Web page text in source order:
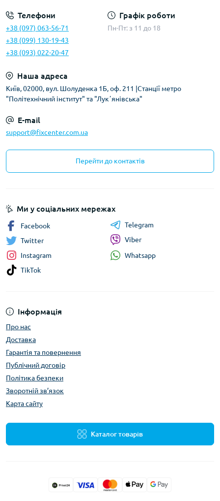
Телефони
+38 (097) 063-56-71
+38 (099) 130-19-43
+38 (093) 022-20-47
Графік роботи
Пн-Пт: з 11 до 18
Наша адреса
Київ, 02000, вул. Шолуденка 1Б, оф. 211 |Станції метро
"Політехнічний інститут" та "Лукʼянівська"
E-mail
support@fixcenter.com.ua
Перейти до контактів
Інформація
Про нас
Доставка
Гарантія та повернення
Публічний договір
Політика безпеки
Зворотній зв’язок
Карта сайту
Каталог товарів
Ми у соціальних мережах
Facebook
Twitter
Instagram
TikTok
Telegram
Viber
Whatsapp